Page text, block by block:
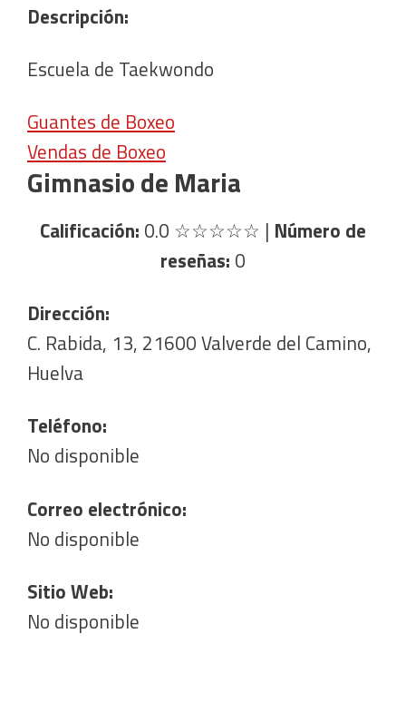
Descripción:
Escuela de Taekwondo
Guantes de Boxeo
Vendas de Boxeo
Gimnasio de Maria
Calificación: 0.0 ☆☆☆☆☆ | Número de
reseñas: 0
Dirección:
C. Rabida, 13, 21600 Valverde del Camino,
Huelva
Teléfono:
No disponible
Correo electrónico:
No disponible
Sitio Web:
No disponible